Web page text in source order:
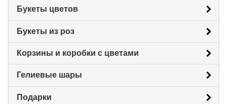
Букеты цветов
Букеты из роз
Корзины и коробки с цветами
Гелиевые шары
Подарки